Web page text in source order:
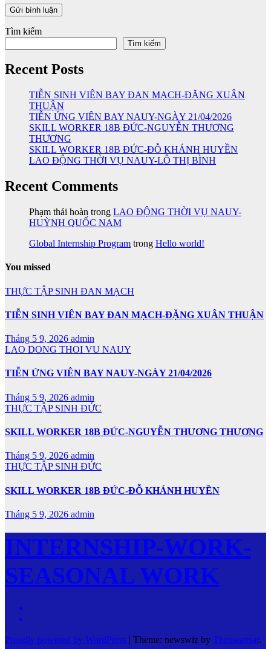
Tìm kiếm
Tìm kiếm
Recent Posts
TIỄN SINH VIÊN BAY ĐAN MẠCH-ĐẶNG XUÂN
THUẬN
TIỄN ỨNG VIÊN BAY NAUY-NGÀY 21/04/2026
SKILL WORKER 18B ĐỨC-NGUYỄN THƯƠNG
THƯƠNG
SKILL WORKER 18B ĐỨC-ĐỖ KHÁNH HUYỀN
LAO ĐỘNG THỜI VỤ NAUY-LÔ THỊ BÌNH
Recent Comments
Phạm thái hoàn trong LAO ĐỘNG THỜI VỤ NAUY-
HUỲNH QUỐC NAM
Global Internship Program trong Hello world!
You missed
THỰC TẬP SINH ĐAN MẠCH
TIỄN SINH VIÊN BAY ĐAN MẠCH-ĐẶNG XUÂN THUẬN
Tháng 5 9, 2026 admin
LAO DONG THOI VU NAUY
TIỄN ỨNG VIÊN BAY NAUY-NGÀY 21/04/2026
Tháng 5 9, 2026 admin
THỰC TẬP SINH ĐỨC
SKILL WORKER 18B ĐỨC-NGUYỄN THƯƠNG THƯƠNG
Tháng 5 9, 2026 admin
THỰC TẬP SINH ĐỨC
SKILL WORKER 18B ĐỨC-ĐỖ KHÁNH HUYỀN
Tháng 5 9, 2026 admin
INTERNSHIP-WORK-
SEASONAL WORK
Proudly powered by WordPress | Theme: newswiz by Themeansar.